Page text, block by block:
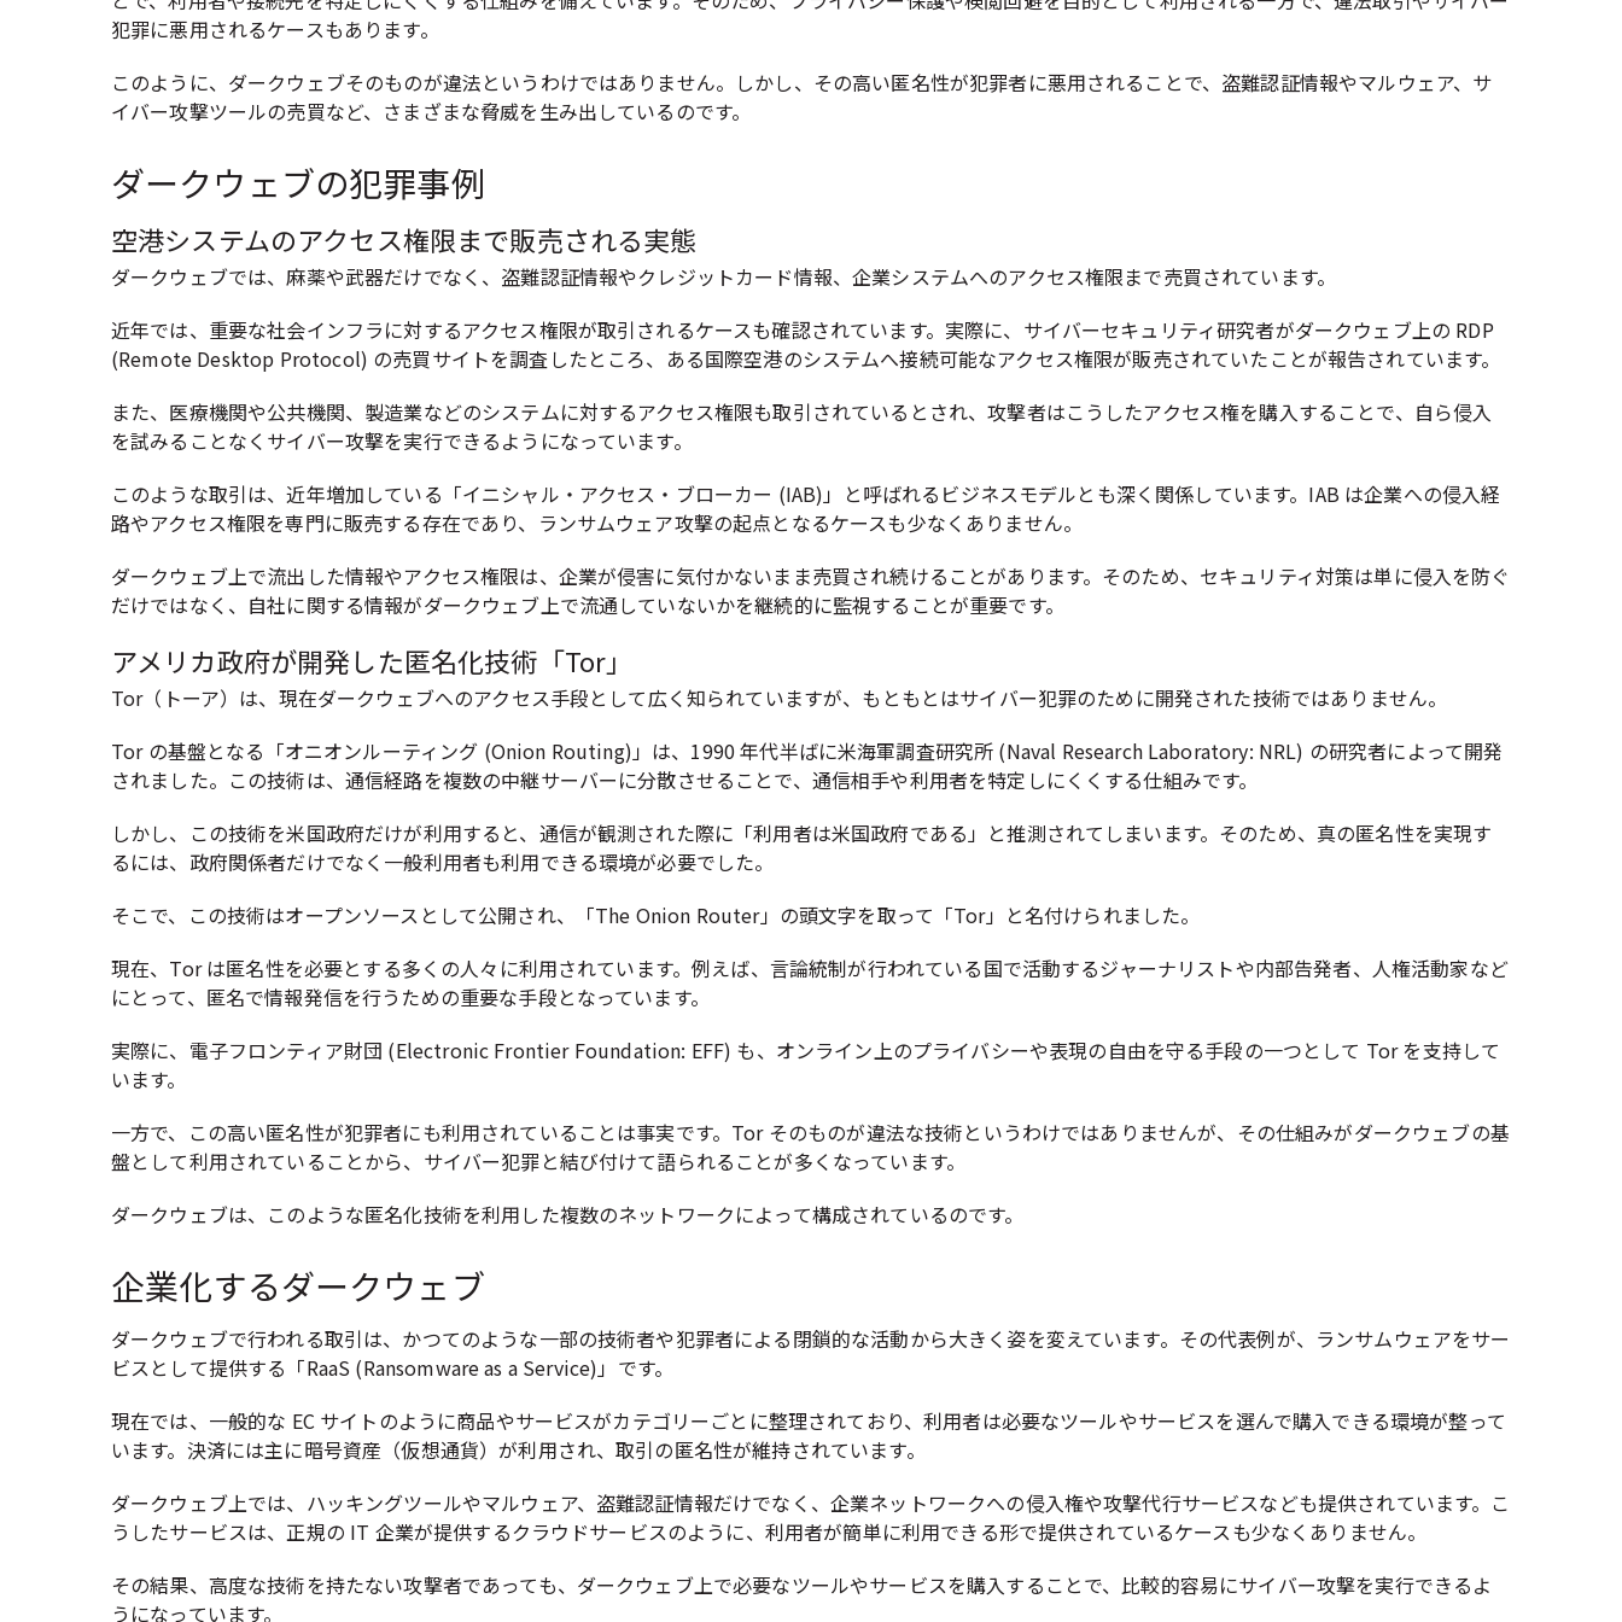
犯罪に悪用されるケースもあります。
このように、ダークウェブそのものが違法というわけではありません。しかし、その高い匿名性が犯罪者に悪用されることで、盗難認証情報やマルウェア、サ
イバー攻撃ツールの売買など、さまざまな脅威を生み出しているのです。
ダークウェブの犯罪事例
空港システムのアクセス権限まで販売される実態
ダークウェブでは、麻薬や武器だけでなく、盗難認証情報やクレジットカード情報、企業システムへのアクセス権限まで売買されています。
近年では、重要な社会インフラに対するアクセス権限が取引されるケースも確認されています。実際に、サイバーセキュリティ研究者がダークウェブ上の RDP
(Remote Desktop Protocol) の売買サイトを調査したところ、ある国際空港のシステムへ接続可能なアクセス権限が販売されていたことが報告されています。
また、医療機関や公共機関、製造業などのシステムに対するアクセス権限も取引されているとされ、攻撃者はこうしたアクセス権を購入することで、自ら侵入
を試みることなくサイバー攻撃を実行できるようになっています。
このような取引は、近年増加している「イニシャル・アクセス・ブローカー (IAB)」と呼ばれるビジネスモデルとも深く関係しています。IAB は企業への侵入経
路やアクセス権限を専門に販売する存在であり、ランサムウェア攻撃の起点となるケースも少なくありません。
ダークウェブ上で流出した情報やアクセス権限は、企業が侵害に気付かないまま売買され続けることがあります。そのため、セキュリティ対策は単に侵入を防ぐ
だけではなく、自社に関する情報がダークウェブ上で流通していないかを継続的に監視することが重要です。
アメリカ政府が開発した匿名化技術「Tor」
Tor（トーア）は、現在ダークウェブへのアクセス手段として広く知られていますが、もともとはサイバー犯罪のために開発された技術ではありません。
Tor の基盤となる「オニオンルーティング (Onion Routing)」は、1990 年代半ばに米海軍調査研究所 (Naval Research Laboratory: NRL) の研究者によって開発
されました。この技術は、通信経路を複数の中継サーバーに分散させることで、通信相手や利用者を特定しにくくする仕組みです。
しかし、この技術を米国政府だけが利用すると、通信が観測された際に「利用者は米国政府である」と推測されてしまいます。そのため、真の匿名性を実現す
るには、政府関係者だけでなく一般利用者も利用できる環境が必要でした。
そこで、この技術はオープンソースとして公開され、「The Onion Router」の頭文字を取って「Tor」と名付けられました。
現在、Tor は匿名性を必要とする多くの人々に利用されています。例えば、言論統制が行われている国で活動するジャーナリストや内部告発者、人権活動家など
にとって、匿名で情報発信を行うための重要な手段となっています。
実際に、電子フロンティア財団 (Electronic Frontier Foundation: EFF) も、オンライン上のプライバシーや表現の自由を守る手段の一つとして Tor を支持して
います。
一方で、この高い匿名性が犯罪者にも利用されていることは事実です。Tor そのものが違法な技術というわけではありませんが、その仕組みがダークウェブの基
盤として利用されていることから、サイバー犯罪と結び付けて語られることが多くなっています。
ダークウェブは、このような匿名化技術を利用した複数のネットワークによって構成されているのです。
企業化するダークウェブ
ダークウェブで行われる取引は、かつてのような一部の技術者や犯罪者による閉鎖的な活動から大きく姿を変えています。その代表例が、ランサムウェアをサー
ビスとして提供する「RaaS (Ransomware as a Service)」です。
現在では、一般的な EC サイトのように商品やサービスがカテゴリーごとに整理されており、利用者は必要なツールやサービスを選んで購入できる環境が整って
います。決済には主に暗号資産（仮想通貨）が利用され、取引の匿名性が維持されています。
ダークウェブ上では、ハッキングツールやマルウェア、盗難認証情報だけでなく、企業ネットワークへの侵入権や攻撃代行サービスなども提供されています。こ
うしたサービスは、正規の IT 企業が提供するクラウドサービスのように、利用者が簡単に利用できる形で提供されているケースも少なくありません。
その結果、高度な技術を持たない攻撃者であっても、ダークウェブ上で必要なツールやサービスを購入することで、比較的容易にサイバー攻撃を実行できるよ
うになっています。